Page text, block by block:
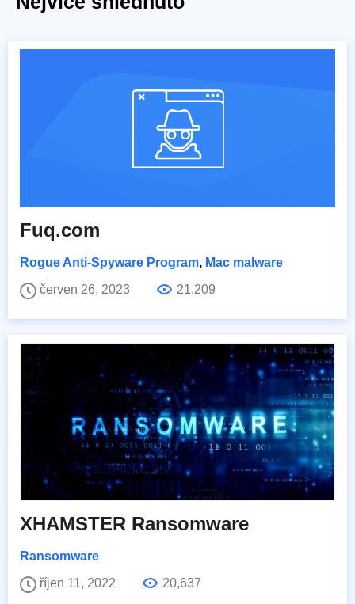
Fuq.com
Rogue Anti-Spyware Program, Mac malware
červen 26, 2023
21,209
XHAMSTER Ransomware
Ransomware
říjen 11, 2022
20,637